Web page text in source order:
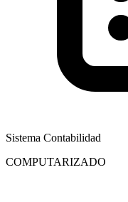
Sistema Contabilidad
COMPUTARIZADO